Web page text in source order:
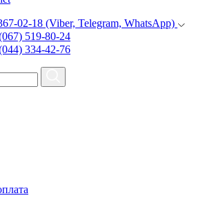
02-18 (Viber, Telegram, WhatsApp)
519-80-24
334-42-76